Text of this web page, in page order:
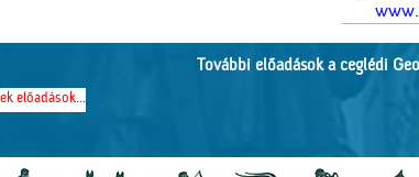
További előadások a ceglédi
előadások...